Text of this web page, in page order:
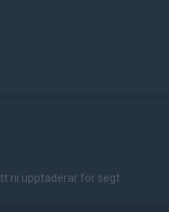
ni upptaderar för segt